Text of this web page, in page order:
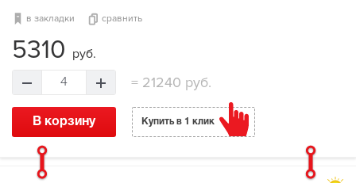
в закладки сравнить
5310 руб.
4 = 21240 руб.
В корзину Купить в 1 клик